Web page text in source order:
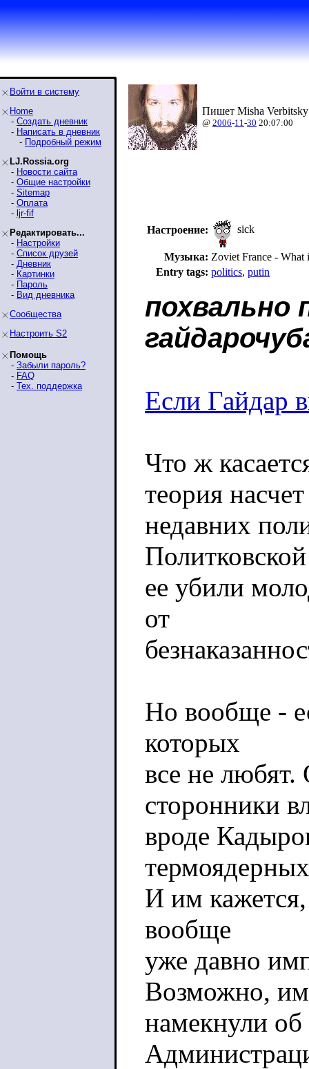
Войти в систему
Home
- Создать дневник
- Написать в дневник
- Подробный режим
LJ.Rossia.org
- Новости сайта
- Общие настройки
- Sitemap
- Оплата
- ljr-fif
Редактировать...
- Настройки
- Список друзей
- Дневник
- Картинки
- Пароль
- Вид дневника
Сообщества
Настроить S2
Помощь
- Забыли пароль?
- FAQ
- Тех. поддержка
Пишет Misha
@ 2006-11-30 20:07:00
Настроение: sick
Музыка: Zoviet France - What
Entry tags: politics, putin
Если Гайдар
Что ж
теория насчет
недавних
ее убили
от
Но вообще -
которых
все не
сторонники
вроде
И им кажется,
вообще
уже давно
Возможно,
намекнули